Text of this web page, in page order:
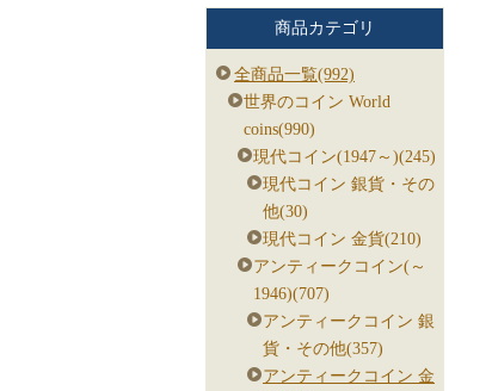
商品カテゴリ
全商品一覧(992)
世界のコイン World
coins(990)
現代コイン(1947～)(245)
現代コイン 銀貨・その
他(30)
現代コイン 金貨(210)
アンティークコイン(～
1946)(707)
アンティークコイン 銀
貨・その他(357)
アンティークコイン 金